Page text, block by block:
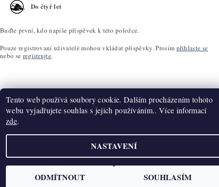
Do čtyř let
Buďte první, kdo napíše příspěvek k této položce.
Pouze registrovaní uživatelé mohou vkládat příspěvky. Prosím přihlaste se
nebo se registrujte.
Vytvořil Shoptet
Tento web používá soubory cookie. Dalším procházením tohoto
webu vyjadřujete souhlas s jejich používáním.. Více informací
zde.
NASTAVENÍ
ODMÍTNOUT SOUHLASÍM